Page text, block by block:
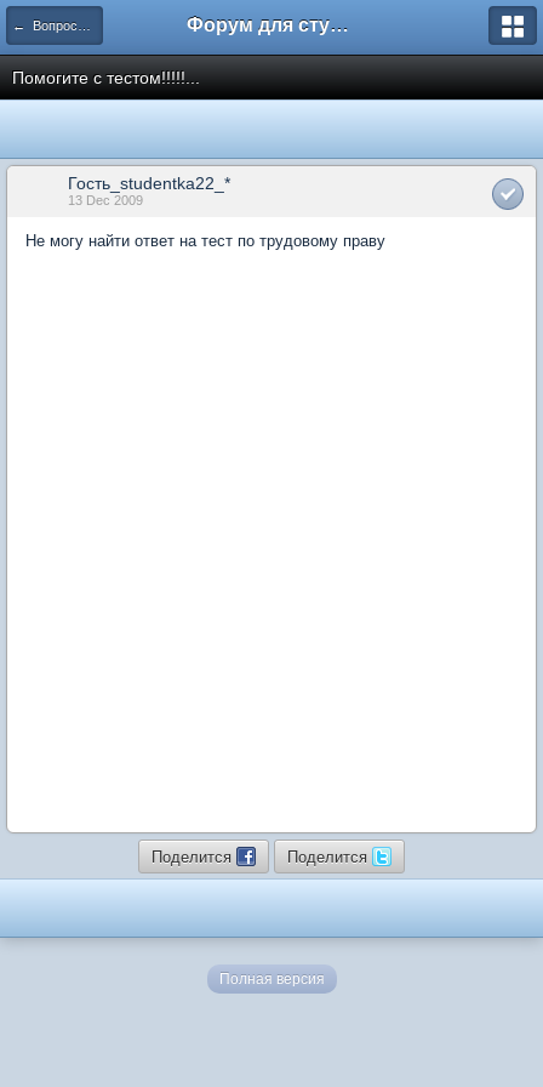
← Вопросы и ответы Форум для студента СГА
Помогите с тестом!!!!!...
Гость_studentka22_*
13 Dec 2009
Не могу найти ответ на тест по трудовому праву
Поделится Поделится
Полная версия